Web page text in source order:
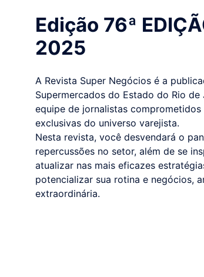
Edição 76ª
2025
A Revista Super Negócios é a
Supermercados do Estado do Rio
equipe de jornalistas
exclusivas do universo varejista.
Nesta revista, você desvendará o
repercussões no setor, além de se
atualizar nas mais eficazes
potencializar sua rotina e negócios,
extraordinária.